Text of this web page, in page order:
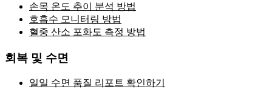
손목 온도 추이 분석 방법
호흡수 모니터링 방법
혈중 산소 포화도 측정 방법
회복 및 수면
일일 수면 품질 리포트 확인하기